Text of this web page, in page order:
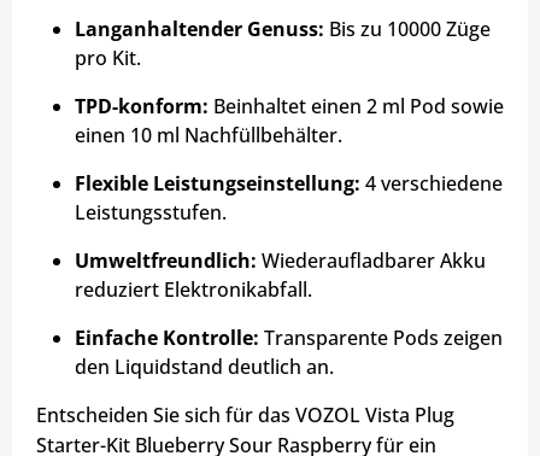
Langanhaltender Genuss: Bis zu 10000 Züge
pro Kit.
TPD-konform: Beinhaltet einen 2 ml Pod sowie
einen 10 ml Nachfüllbehälter.
Flexible Leistungseinstellung: 4 verschiedene
Leistungsstufen.
Umweltfreundlich: Wiederaufladbarer Akku
reduziert Elektronikabfall.
Einfache Kontrolle: Transparente Pods zeigen
den Liquidstand deutlich an.
Entscheiden Sie sich für das VOZOL Vista Plug
Starter-Kit Blueberry Sour Raspberry für ein